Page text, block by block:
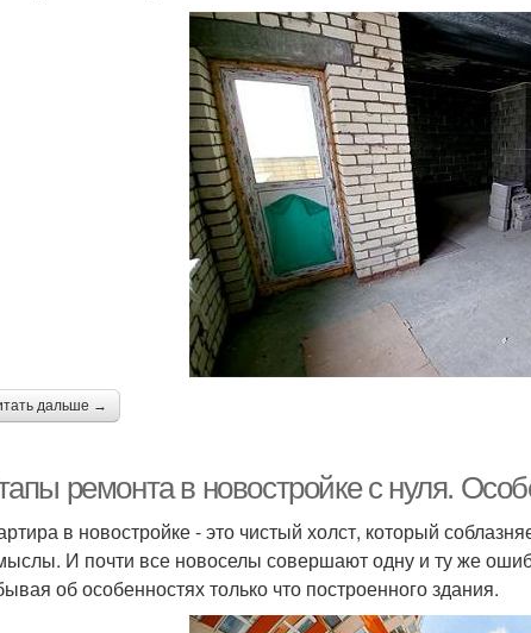
дальше →
ремонта в новостройке с нуля.
в новостройке - это чистый холст, который
И почти все новоселы совершают одну и ту же
об особенностях только что построенного здания.